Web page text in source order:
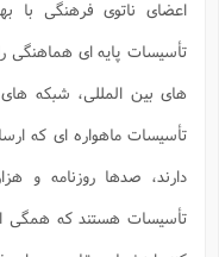
تأسیسات پایه ای هماهنگی
های بین المللی، شبکه
تأسیسات ماهواره ای که
دارند، صدها روزنامه و
تأسیسات هستند که همگی